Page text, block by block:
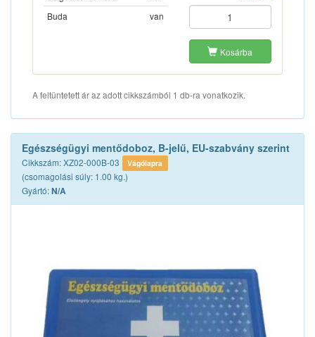
Buda
van
Kosárba
A feltüntetett ár az adott cikkszámból 1 db-ra vonatkozik.
Egészségügyi mentődoboz, B-jelű, EU-szabvány szerint
Cikkszám: XZ02-000B-03 Vágólapra
(csomagolási súly: 1.00 kg.)
Gyártó:N/A